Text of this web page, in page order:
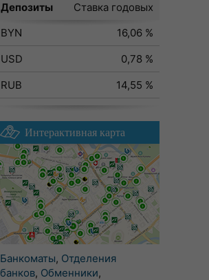
Депозиты
Ставка годовых
BYN
16,06 %
USD
0,78 %
RUB
14,55 %
Интерактивная карта
Банкоматы, Отделения
банков, Обменники,